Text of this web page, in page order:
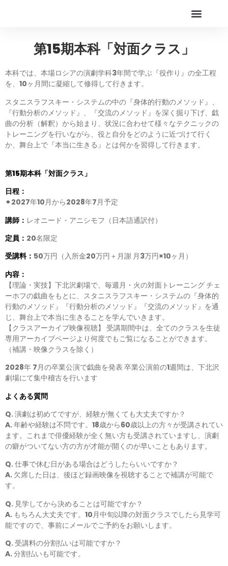
第15期本科「対面クラス」
本科では、本場ロシアの演劇学科3年間で学ぶ『役作り』の全工程
を、10ヶ月間に凝縮して修得して行きます。
スタニスラフスキー・システムの中の『身体的行動のメソッド』、
『行動分析のメソッド』、『交流のメソッド』を深く掘り下げ、戯
曲の分析（解釈）から始まり、状況に合わせて様々なテクニックの
トレーニングを行いながら、役と自分をどのように近づけて行く
か、舞台上で『本当に生きる』とは何かを習得して行きます。
第15期本科「対面クラス」
日程：
⚫︎2027年10月から2028年7月予定
講師： レオニード・アニシモフ（日本語通訳付）
定員： 20名限定
受講料： 50万円（入所金20万円＋月謝 月3万円×10ヶ月）
内容：
【理論・実技】下北沢劇場で、毎週月・火の対面トレーニング チェ
ーホフの戯曲をもとに、スタニスラフスキー・システムの『身体的
行動のメソッド』『行動分析のメソッド』『交流のメソッド』を通
じ、舞台上で本当に生きることを学んでいきます。
【クラスアーカイブ映像視聴】 受講期間中は、全てのクラスを生徒
専用アーカイブページより何度でもご覧になることができます。
（補講・映像クラスを除く）
2028年 7月の卒業公演で戯曲を発表 卒業公演前の1週間は、下北沢
劇場にて集中稽古を行います
よくある質問
Q. 演劇は初めてですが、経験が無くても大丈夫ですか？
A. 年齢や経験は不問です。18歳から60歳以上の方々が受講されてい
ます。これまで俳優経験が全く無い方も受講されていますし、演劇
の癖がついてない方の方が才能が開くのが早いこともあります。
Q. 仕事で休む日がある場合はどうしたらいいですか？
A. 欠席した日は、後ほど録画映像を視聴することで補講が可能で
す。
Q. 見学してから決めることは可能ですか？
A. もちろん大丈夫です。10月中旬以降の対面クラスでしたら見学可
能ですので、事前にメールでご予約をお願いします。
Q. 受講料の分割払いは可能ですか？
A. 分割払いも可能です。